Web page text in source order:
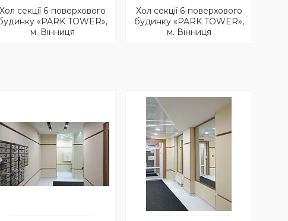
Хол секції 6-поверхового
«PARK TOWER»,
м. Вінниця
Хол секції 6-поверхового
будинку «PARK TOWER»,
м. Вінниця